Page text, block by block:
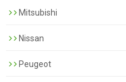
Mitsubishi
Nissan
Peugeot